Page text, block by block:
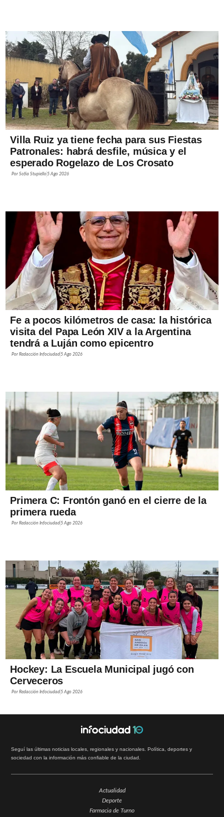
Villa Ruiz ya tiene fecha para sus Fiestas
Patronales: habrá desfile, música y el
esperado Rogelazo de Los Crosato
PorSofía Stupiello 5 Ago 2026
Fe a pocos kilómetros de casa: la histórica
visita del Papa León XIV a la Argentina
tendrá a Luján como epicentro
PorRedacción Infociudad 5 Ago 2026
Primera C: Frontón ganó en el cierre de la
primera rueda
PorRedacción Infociudad 5 Ago 2026
Hockey: La Escuela Municipal jugó con
Cerveceros
PorRedacción Infociudad 5 Ago 2026
Seguí las últimas noticias locales, regionales y nacionales. Política, deportes y
sociedad con la información más confiable de la ciudad.
Actualidad
Deporte
Farmacia de Turno